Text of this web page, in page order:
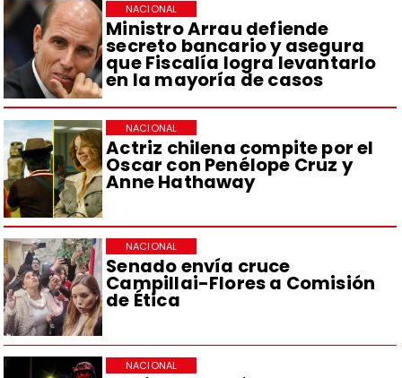
Ministro Arrau defiende
secreto bancario y asegura
que Fiscalía logra levantarlo
en la mayoría de casos
NACIONAL
Actriz chilena compite por el
Oscar con Penélope Cruz y
Anne Hathaway
NACIONAL
Senado envía cruce
Campillai-Flores a Comisión
de Ética
NACIONAL
NACIONAL